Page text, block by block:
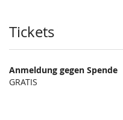
Produkte
Tickets
Anmeldung gegen Spende
GRATIS